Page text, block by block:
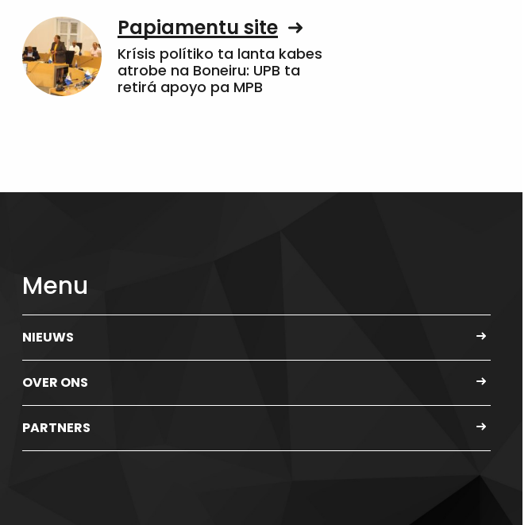
Papiamentu site
Krísis polítiko ta lanta kabes
atrobe na Boneiru: UPB ta
retirá apoyo pa MPB
Menu
NIEUWS
OVER ONS
PARTNERS